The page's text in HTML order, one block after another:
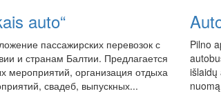
auto“
пассажирских перевозок с
и странам Балтии. Предлагается
мероприятий, организация отдыха
свадеб, выпускных...
Pilno
išlaidų